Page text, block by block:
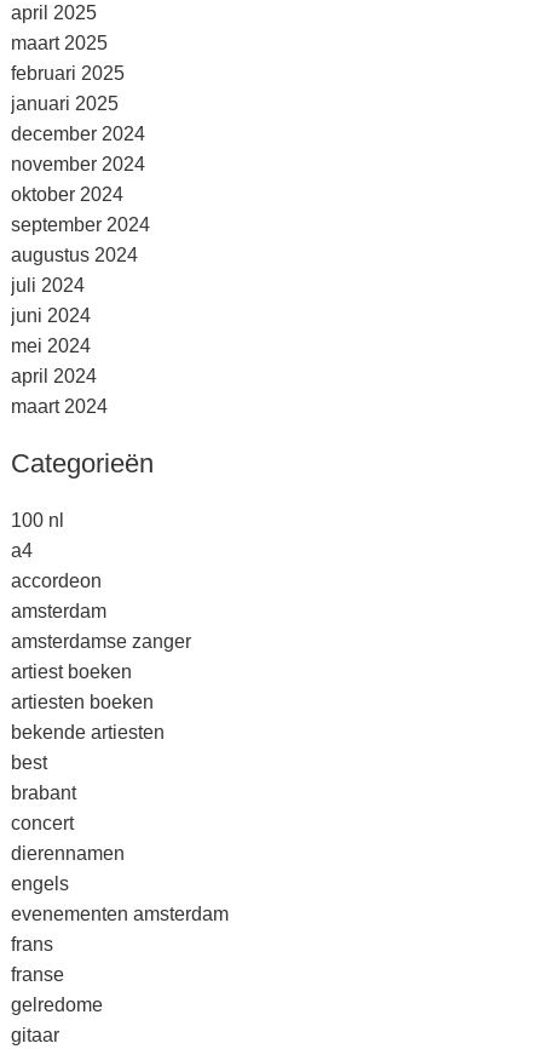
april 2025
maart 2025
februari 2025
januari 2025
december 2024
november 2024
oktober 2024
september 2024
augustus 2024
juli 2024
juni 2024
mei 2024
april 2024
maart 2024
Categorieën
100 nl
a4
accordeon
amsterdam
amsterdamse zanger
artiest boeken
artiesten boeken
bekende artiesten
best
brabant
concert
dierennamen
engels
evenementen amsterdam
frans
franse
gelredome
gitaar